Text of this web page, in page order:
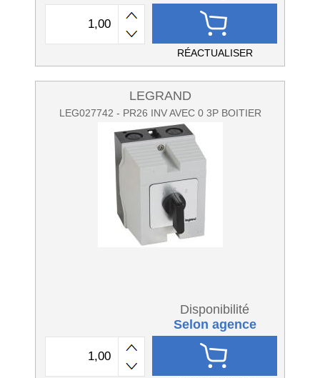
RÉACTUALISER
LEGRAND
LEG027742 - PR26 INV AVEC 0 3P BOITIER
Disponibilité
Selon agence